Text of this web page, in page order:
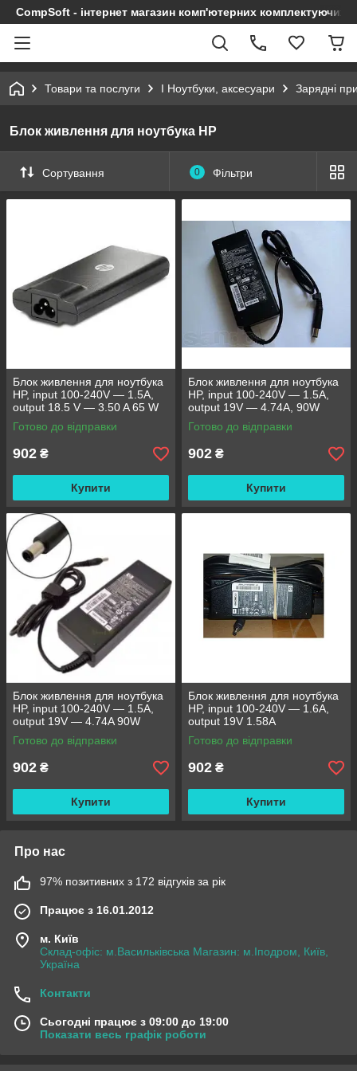
CompSoft - інтернет магазин комп'ютерних комплектуючих
Товари та послуги І Ноутбуки, аксесуари Зарядні
Блок живлення для ноутбука HP
Сортування 0 Фільтри
Блок живлення для ноутбука
HP, input 100-240V — 1.5A,
output 18.5 V — 3.50 A 65 W
Готово до відправки
902 ₴
Купити
Блок живлення для ноутбука
HP, input 100-240V — 1.5A,
output 19V — 4.74A, 90W
Готово до відправки
902 ₴
Купити
Блок живлення для ноутбука
HP, input 100-240V — 1.5A,
output 19V — 4.74A 90W
товстий
Готово до відправки
902 ₴
Купити
Блок живлення для ноутбука
HP, input 100-240V — 1.6A,
output 19V 1.58A
Готово до відправки
902 ₴
Купити
Про нас
97% позитивних з 172 відгуків за рік
Працює з 16.01.2012
м. Київ
Склад-офіс: м.Васильківська Магазин: м.Іподром, Київ,
Україна
Контакти
Сьогодні працює з 09:00 до 19:00
Показати весь графік роботи